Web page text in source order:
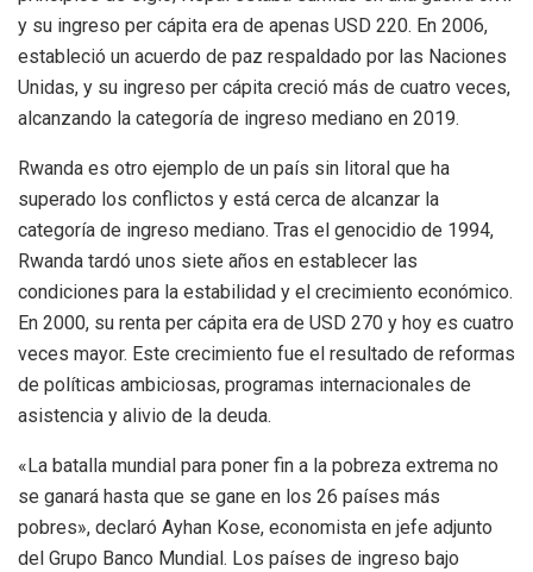
y su ingreso per cápita era de apenas USD 220. En 2006,
estableció un acuerdo de paz respaldado por las Naciones
Unidas, y su ingreso per cápita creció más de cuatro veces,
alcanzando la categoría de ingreso mediano en 2019.
Rwanda es otro ejemplo de un país sin litoral que ha
superado los conflictos y está cerca de alcanzar la
categoría de ingreso mediano. Tras el genocidio de 1994,
Rwanda tardó unos siete años en establecer las
condiciones para la estabilidad y el crecimiento económico.
En 2000, su renta per cápita era de USD 270 y hoy es cuatro
veces mayor. Este crecimiento fue el resultado de reformas
de políticas ambiciosas, programas internacionales de
asistencia y alivio de la deuda.
«La batalla mundial para poner fin a la pobreza extrema no
se ganará hasta que se gane en los 26 países más
pobres», declaró Ayhan Kose, economista en jefe adjunto
del Grupo Banco Mundial. Los países de ingreso bajo